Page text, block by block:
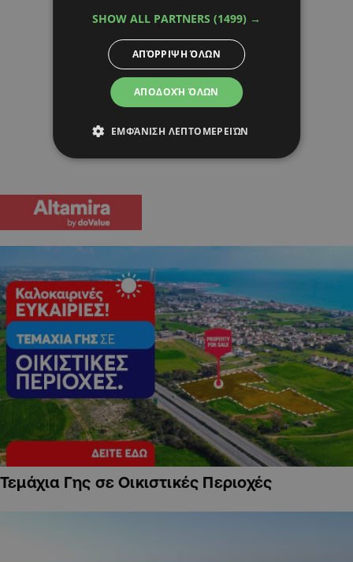
Τεμάχια Γης σε Οικιστικές Περιοχές
SHOW ALL PARTNERS (1499) →
ΑΠΟΔΟΧΉ ΌΛΩΝ
ΑΠΌΡΡΙΨΗ ΌΛΩΝ
ΕΜΦΆΝΙΣΗ ΛΕΠΤΟΜΕΡΕΙΏΝ